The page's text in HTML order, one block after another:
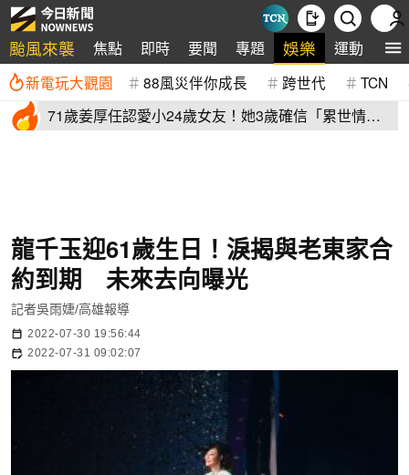
颱風來襲 焦點 即時 要聞 專題 娛樂 運動 全
新電玩大觀園 88風災伴你成長 跨世代 TCN
71歲姜厚任認愛小24歲女友！她3歲確信「累世情
龍千玉迎61歲生日！淚揭與老東家合
約到期 未來去向曝光
記者吳雨婕/高雄報導
2022-07-30 19:56:44
2022-07-31 09:02:07